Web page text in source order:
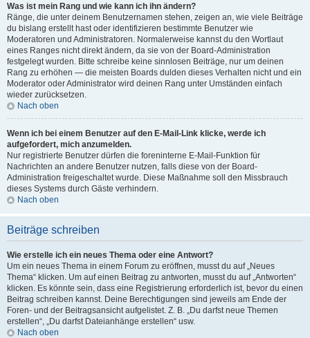
Was ist mein Rang und wie kann ich ihn ändern?
Ränge, die unter deinem Benutzernamen stehen, zeigen an, wie viele Beiträge
du bislang erstellt hast oder identifizieren bestimmte Benutzer wie
Moderatoren und Administratoren. Normalerweise kannst du den Wortlaut
eines Ranges nicht direkt ändern, da sie von der Board-Administration
festgelegt wurden. Bitte schreibe keine sinnlosen Beiträge, nur um deinen
Rang zu erhöhen — die meisten Boards dulden dieses Verhalten nicht und ein
Moderator oder Administrator wird deinen Rang unter Umständen einfach
wieder zurücksetzen.
Nach oben
Wenn ich bei einem Benutzer auf den E-Mail-Link klicke, werde ich
aufgefordert, mich anzumelden.
Nur registrierte Benutzer dürfen die foreninterne E-Mail-Funktion für
Nachrichten an andere Benutzer nutzen, falls diese von der Board-
Administration freigeschaltet wurde. Diese Maßnahme soll den Missbrauch
dieses Systems durch Gäste verhindern.
Nach oben
Beiträge schreiben
Wie erstelle ich ein neues Thema oder eine Antwort?
Um ein neues Thema in einem Forum zu eröffnen, musst du auf „Neues
Thema“ klicken. Um auf einen Beitrag zu antworten, musst du auf „Antworten“
klicken. Es könnte sein, dass eine Registrierung erforderlich ist, bevor du einen
Beitrag schreiben kannst. Deine Berechtigungen sind jeweils am Ende der
Foren- und der Beitragsansicht aufgelistet. Z. B. „Du darfst neue Themen
erstellen“, „Du darfst Dateianhänge erstellen“ usw.
Nach oben